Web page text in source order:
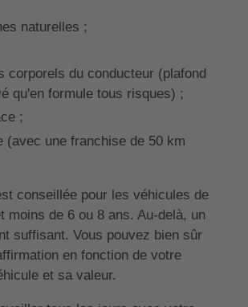
naturelles ;
corporels du conducteur (plafond
qu'en formule tous risques) ;
;
(avec une franchise de 50 km
conseillée pour les véhicules de
moins de 6 ou 8 ans. Au-delà, un
suffisant. Vous pouvez bien sûr
en fonction de votre
et sa valeur.